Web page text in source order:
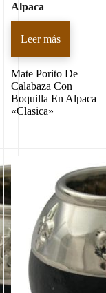
Alpaca
Leer más
Mate Porito De
Calabaza Con
Boquilla En Alpaca
«Clasica»